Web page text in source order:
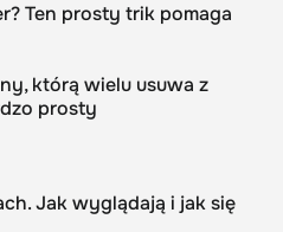
Ten prosty trik pomaga
którą wielu usuwa z
prosty
Jak wyglądają i jak się